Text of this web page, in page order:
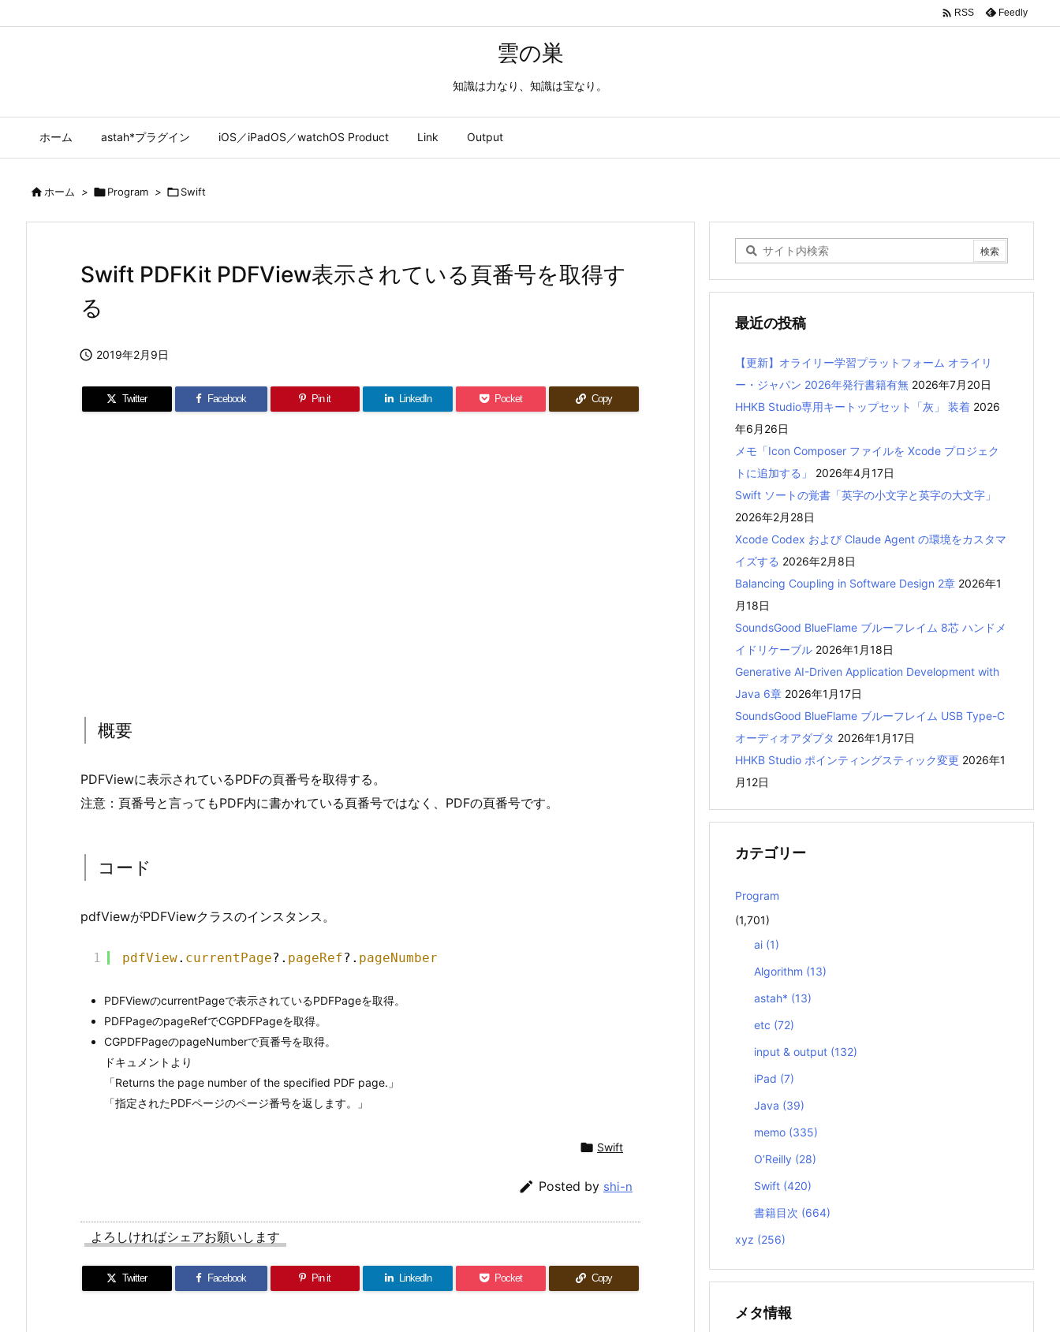
雲の巣
知識は力なり、知識は宝なり。
ホーム astah*プラグイン iOS／iPadOS／watchOS Product Link Output
 RSS Feedly
ホーム > Program > Swift
Swift PDFKit PDFView表示されている頁番号を取得す
る
 2019年2月9日
Twitter Facebook Pin it LinkedIn Pocket Copy
概要
PDFViewに表示されているPDFの頁番号を取得する。
注意：頁番号と言ってもPDF内に書かれている頁番号ではなく、PDFの頁番号です。
コード
pdfViewがPDFViewクラスのインスタンス。
1 pdfView. currentPage?. pageRef?. pageNumber
PDFViewのcurrentPageで表示されているPDFPageを取得。
PDFPageのpageRefでCGPDFPageを取得。
CGPDFPageのpageNumberで頁番号を取得。
ドキュメントより
「Returns the page number of the specified PDF page.」
「指定されたPDFページのページ番号を返します。」
 Swift
 Posted by shi-n
よろしければシェアお願いします
Twitter Facebook Pin it LinkedIn Pocket Copy
最近の投稿
【更新】オライリー学習プラットフォーム オライリ
ー・ジャパン 2026年発行書籍有無 2026年7月20日
HHKB Studio専用キートップセット「灰」 装着 2026
年6月26日
メモ「Icon Composer ファイルを Xcode プロジェク
トに追加する」
2026年4月17日
Swift ソートの覚書「英字の小文字と英字の大文字」
2026年2月28日
Xcode Codex および Claude Agent の環境をカスタマ
イズする 2026年2月8日
Balancing Coupling in Software Design 2章 2026年1
月18日
SoundsGood BlueFlame ブルーフレイム 8芯 ハンドメ
イドリケーブル 2026年1月18日
Generative AI-Driven Application Development with
Java 6章 2026年1月17日
SoundsGood BlueFlame ブルーフレイム USB Type-C
オーディオアダプタ 2026年1月17日
HHKB Studio ポインティングスティック変更 2026年1
月12日
カテゴリー
Program
(1,701)
ai (1)
Algorithm (13)
astah* (13)
etc (72)
input & output (132)
iPad (7)
Java (39)
memo (335)
O’Reilly (28)
Swift (420)
書籍目次 (664)
xyz (256)
メタ情報